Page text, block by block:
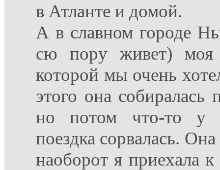
в Атланте и домой.
А в славном городе
сю пору живет) моя
которой мы очень
этого она собиралась
но потом что-то у
поездка сорвалась.
наоборот я приехала